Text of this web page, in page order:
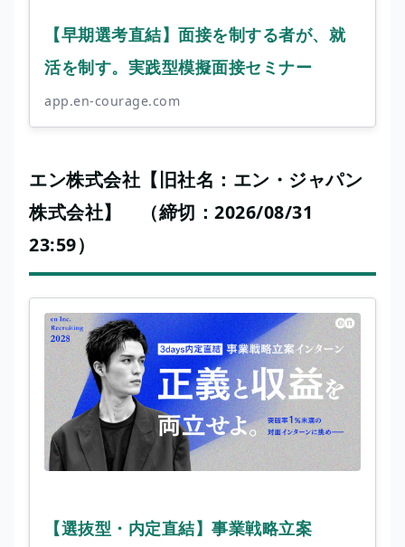
【早期選考直結】面接を制する者が、就
活を制す。実践型模擬面接セミナー
app.en-courage.com
エン株式会社【旧社名：エン・ジャパン
株式会社】 （締切：2026/08/31
23:59）
【選抜型・内定直結】事業戦略立案